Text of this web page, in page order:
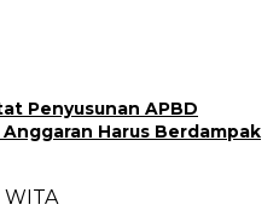
Penyusunan APBD
Harus Berdampak